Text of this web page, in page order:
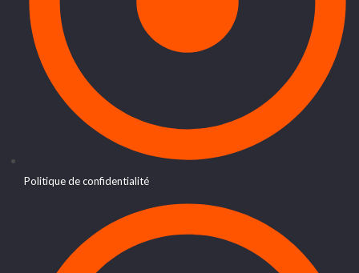
Politique de confidentialité